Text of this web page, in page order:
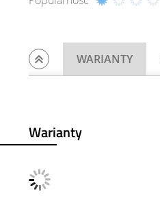
WARIANTY
Warianty